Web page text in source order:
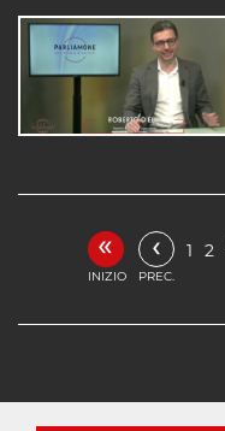
«
INIZIO
‹
PREC.
1 2